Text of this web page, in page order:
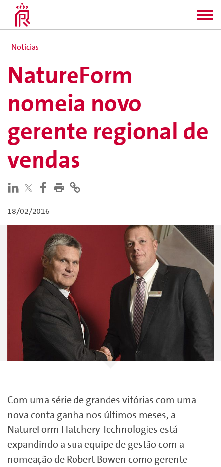
Notícias
NatureForm
nomeia novo
gerente regional de
vendas
18/02/2016
Com uma série de grandes vitórias com uma
nova conta ganha nos últimos meses, a
NatureForm Hatchery Technologies está
expandindo a sua equipe de gestão com a
nomeação de Robert Bowen como gerente